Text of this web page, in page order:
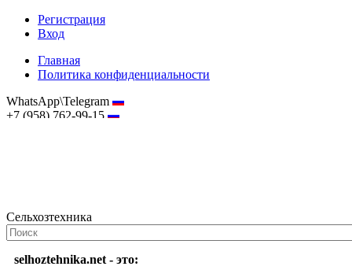
Регистрация
Вход
Главная
Политика конфиденциальности
WhatsApp\Telegram
+7 (958) 762-99-15
Сельхозтехника
selhoztehnika.net - это: